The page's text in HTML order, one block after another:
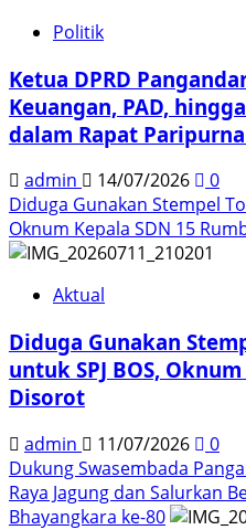
Politik
Ketua DPRD
Keuangan, PAD,
dalam Rapat Paripurna
admin 14/07/2026
0
Diduga Gunakan Stempel
Oknum Kepala SDN 15
Aktual
Diduga Gunakan
untuk SPJ BOS,
Disorot
admin 11/07/2026
0
Dukung Swasembada
Raya Jagung dan Salurkan
Bhayangkara ke-80